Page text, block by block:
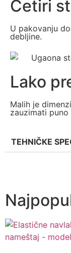
Četiri
U pakovanju
debljine.
Lako
Malih je
zauzimati
TEHNIČKE